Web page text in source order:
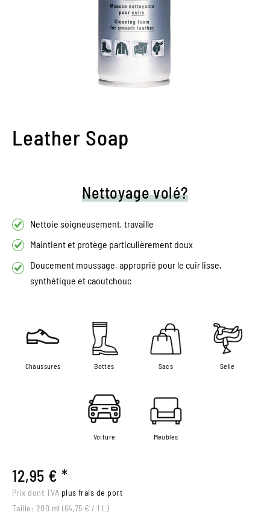
Leather Soap
Nettoyage volé?
Nettoie soigneusement, travaille
Maintient et protège particulièrement doux
Doucement moussage, approprié pour le cuir lisse,
synthétique et caoutchouc
Chaussures Bottes Sacs Selle
Voiture Meubles
12,95 € *
Prix dont TVA plus frais de port
Taille: 200 ml (64,75 € / 1 L)